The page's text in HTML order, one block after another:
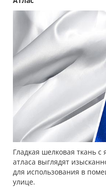
Гладкая шелковая ткань
атласа выглядят
для использования в
улице.